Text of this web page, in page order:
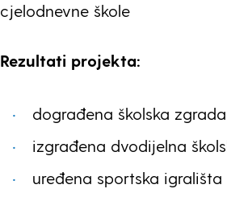
cjelodnevne škole
Rezultati projekta:
dograđena školska
izgrađena dvodijelna
uređena sportska igrališta